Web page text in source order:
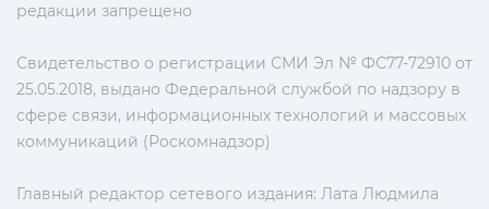
редакции запрещено
Свидетельство о регистрации СМИ Эл № ФС77-72910 от
25.05.2018, выдано Федеральной службой по надзору в
сфере связи, информационных технологий и массовых
коммуникаций (Роскомнадзор)
Главный редактор сетевого издания: Лата Людмила